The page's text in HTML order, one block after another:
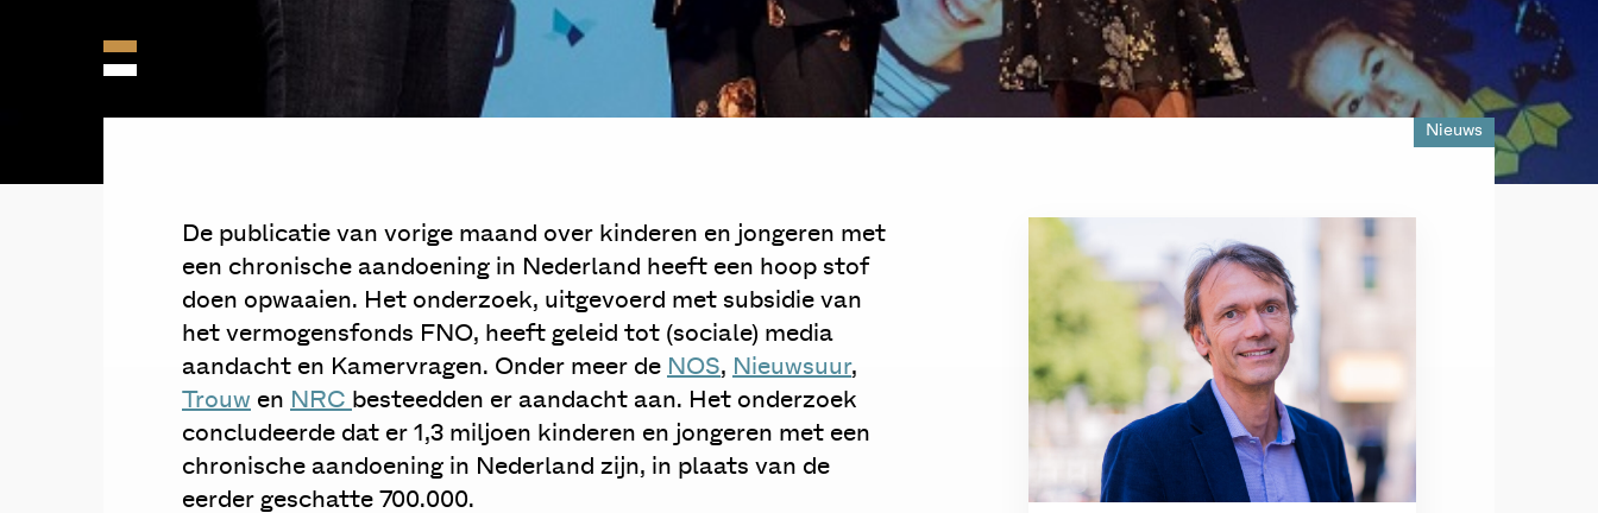
Nieuws
De publicatie van vorige maand over kinderen en jongeren met
een chronische aandoening in Nederland heeft een hoop stof
doen opwaaien. Het onderzoek, uitgevoerd met subsidie van
het vermogensfonds FNO, heeft geleid tot (sociale) media
aandacht en Kamervragen. Onder meer de NOS, Nieuwsuur,
Trouw en NRC besteedden er aandacht aan. Het onderzoek
concludeerde dat er 1,3 miljoen kinderen en jongeren met een
chronische aandoening in Nederland zijn, in plaats van de
eerder geschatte 700.000.